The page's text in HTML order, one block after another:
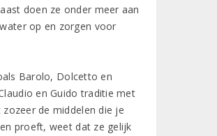
doen ze onder meer aan
op en zorgen voor
Barolo, Dolcetto en
en Guido traditie met
de middelen die je
proeft, weet dat ze gelijk